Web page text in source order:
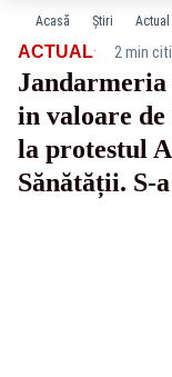
Acasă Știri Actual
ACTUAL· 2 min
in valoare
la protestul
Sănătății. S-